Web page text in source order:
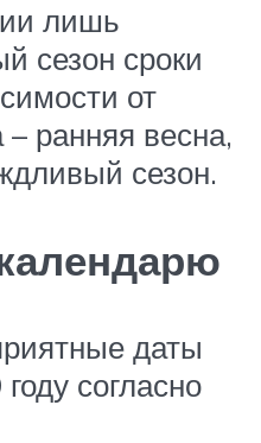
лишь
сезон сроки
от
– ранняя весна,
сезон.
даты
согласно